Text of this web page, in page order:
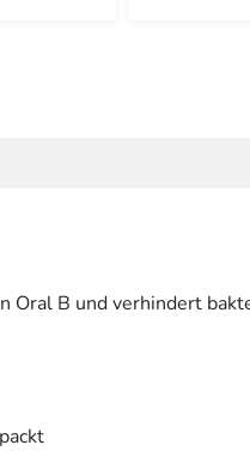
B und verhindert